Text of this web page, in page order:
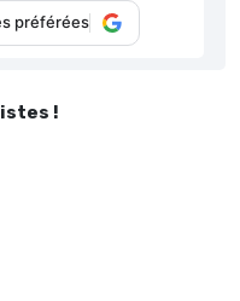
préférées
!